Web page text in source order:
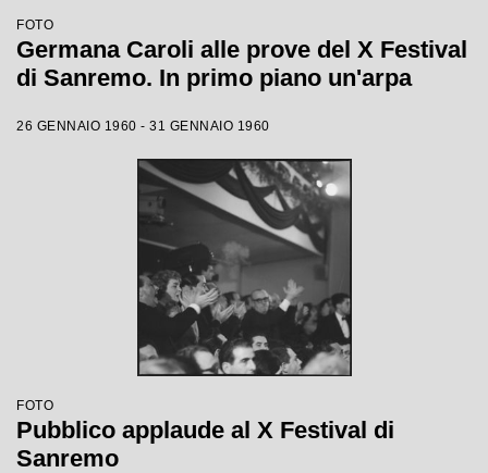
FOTO
Germana Caroli alle prove del X Festival
di Sanremo. In primo piano un'arpa
26 GENNAIO 1960 - 31 GENNAIO 1960
FOTO
Pubblico applaude al X Festival di
Sanremo